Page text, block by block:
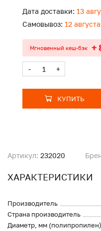
Артикул: 232020
ХАРАКТЕРИСТИКИ
Производитель
Страна производитель
Диаметр, мм (полипропилен)
Дата доставки: 13
Самовывоз: 12 августа
Мгновенный кеш-бэк +
- +
КУПИТЬ